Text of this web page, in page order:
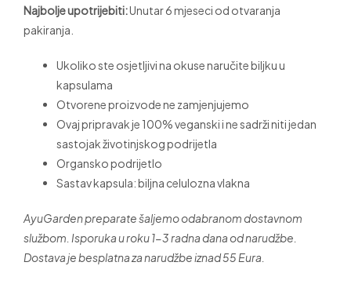
Najbolje upotrijebiti:Unutar 6 mjeseci od otvaranja
pakiranja.
Ukoliko ste osjetljivi na okuse naručite biljku u
kapsulama
Otvorene proizvode ne zamjenjujemo
Ovaj pripravak je 100% veganski i ne sadrži niti jedan
sastojak životinjskog podrijetla
Organsko podrijetlo
Sastav kapsula: biljna celulozna vlakna
AyuGarden preparate šaljemo odabranom dostavnom
službom. Isporuka u roku 1-3 radna dana od narudžbe.
Dostava je besplatna za narudžbe iznad 55 Eura.